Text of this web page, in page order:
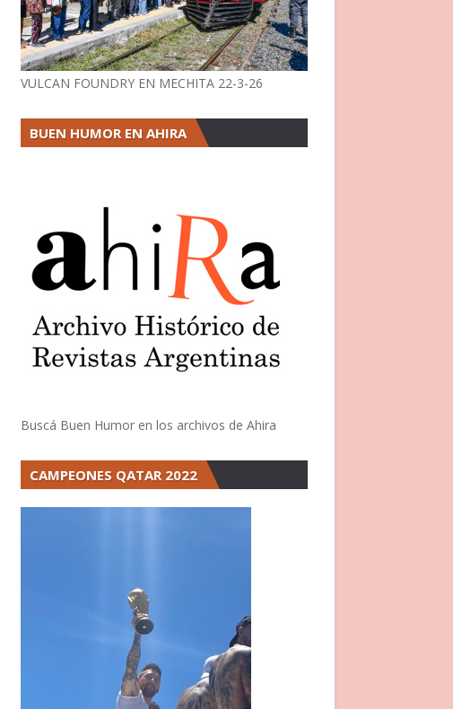
VULCAN FOUNDRY EN MECHITA 22-3-26
BUEN HUMOR EN AHIRA
Buscá Buen Humor en los archivos de Ahira
CAMPEONES QATAR 2022